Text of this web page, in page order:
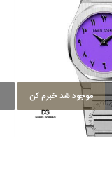
موجود شد خبرم کن